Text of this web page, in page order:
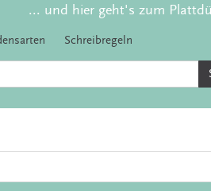
... und hier geht's zum
Schreibregeln